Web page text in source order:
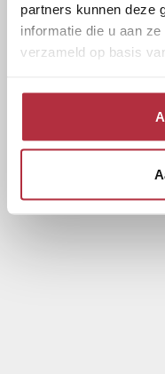
partners kunnen deze
informatie die u aan
verzameld op basis